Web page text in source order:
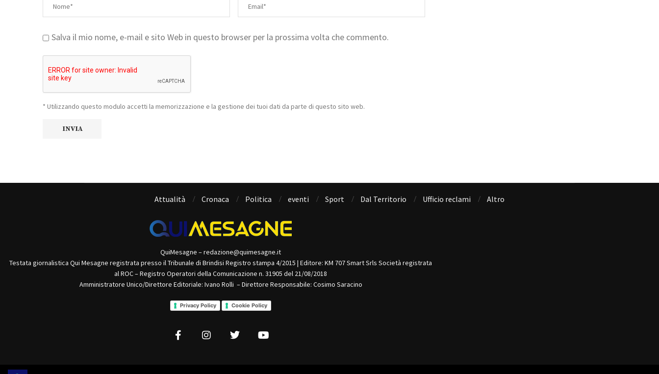
Salva il mio nome, e-mail e sito Web in questo browser per la prossima volta che commento.
* Utilizzando questo modulo accetti la memorizzazione e la gestione dei tuoi dati da parte di questo sito web.
Attualità Cronaca Politica eventi Sport Dal Territorio Ufficio reclami Altro
QuiMesagne – redazione@quimesagne.it
Testata giornalistica Qui Mesagne registrata presso il Tribunale di Brindisi Registro stampa 4/2015 | Editore: KM 707 Smart Srls Società registrata
al ROC – Registro Operatori della Comunicazione n. 31905 del 21/08/2018
Amministratore Unico/Direttore Editoriale: Ivano Rolli – Direttore Responsabile: Cosimo Saracino
Privacy Policy Cookie Policy